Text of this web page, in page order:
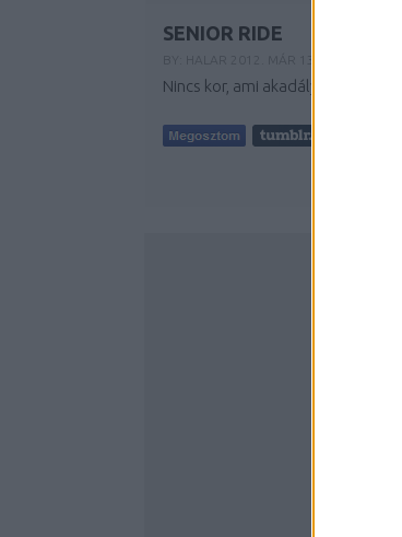
SENIOR RIDE
Nincs kor, ami akadályt jelenthetne